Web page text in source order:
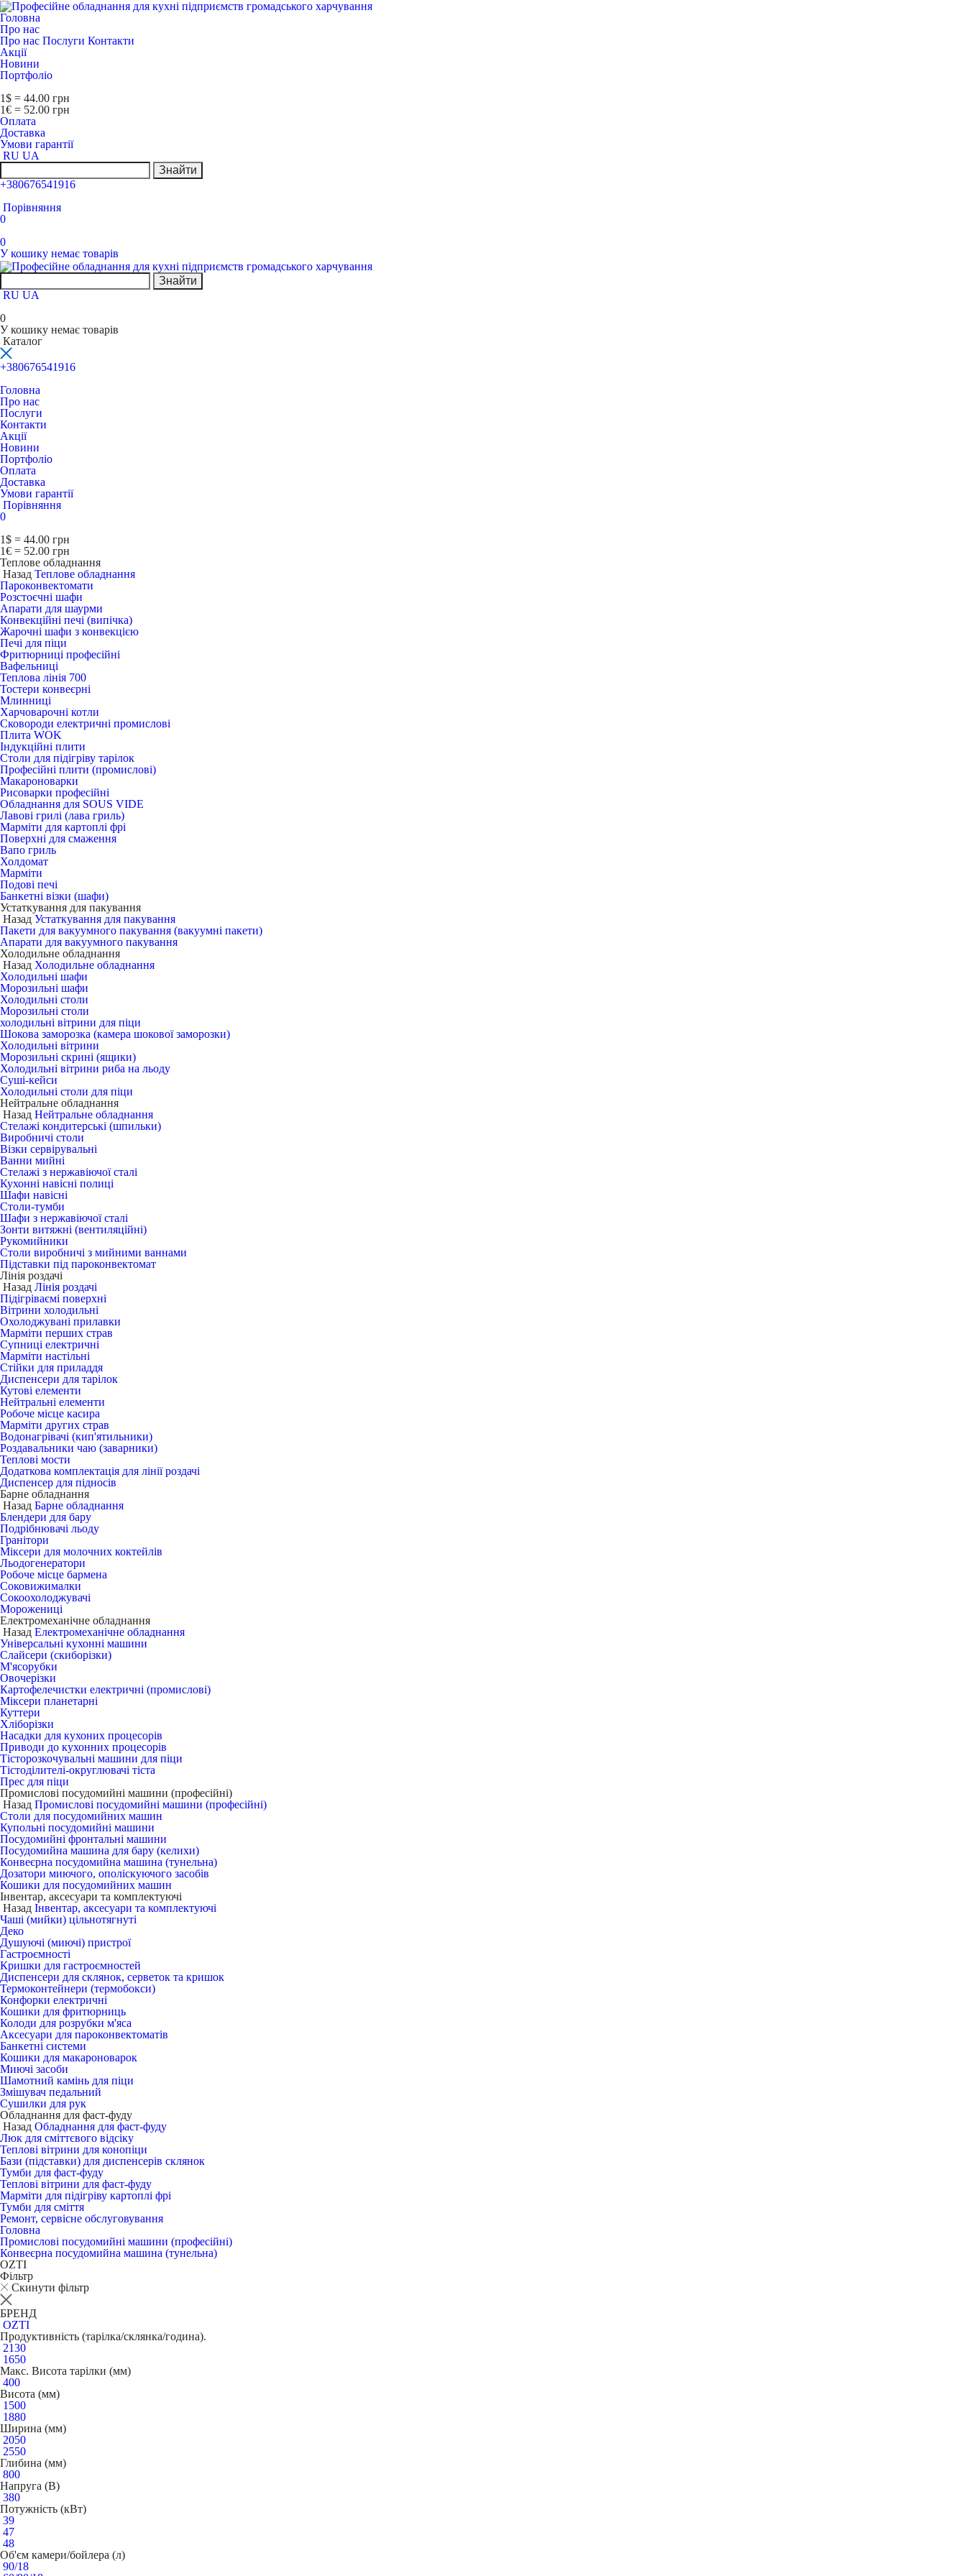
Головна
Про нас
Про нас Послуги Контакти
Акції
Новини
Портфоліо
1$ = 44.00 грн
1€ = 52.00 грн
Оплата
Доставка
Умови гарантії
RU UA
Знайти
+380676541916
Порівняння
0
0
У кошику немає товарів
Знайти
RU UA
0
У кошику немає товарів
Каталог
+380676541916
Головна
Про нас
Послуги
Контакти
Акції
Новини
Портфоліо
Оплата
Доставка
Умови гарантії
Порівняння
0
1$ = 44.00 грн
1€ = 52.00 грн
Теплове обладнання
Назад Теплове обладнання
Пароконвектомати
Розстоєчні шафи
Апарати для шаурми
Конвекційні печі (випічка)
Жарочні шафи з конвекцією
Печі для піци
Фритюрниці професійні
Вафельниці
Теплова лінія 700
Тостери конвеєрні
Млинниці
Харчоварочні котли
Сковороди електричні промислові
Плита WOK
Індукційні плити
Столи для підігріву тарілок
Професійні плити (промислові)
Макароноварки
Рисоварки професійні
Обладнання для SOUS VIDE
Лавові грилі (лава гриль)
Марміти для картоплі фрі
Поверхні для смаження
Вапо гриль
Холдомат
Марміти
Подові печі
Банкетні візки (шафи)
Устаткування для пакування
Назад Устаткування для пакування
Пакети для вакуумного пакування (вакуумні пакети)
Апарати для вакуумного пакування
Холодильне обладнання
Назад Холодильне обладнання
Холодильні шафи
Морозильні шафи
Холодильні столи
Морозильні столи
холодильні вітрини для піци
Шокова заморозка (камера шокової заморозки)
Холодильні вітрини
Морозильні скрині (ящики)
Холодильні вітрини риба на льоду
Суші-кейси
Холодильні столи для піци
Нейтральне обладнання
Назад Нейтральне обладнання
Стелажі кондитерські (шпильки)
Виробничі столи
Візки сервірувальні
Ванни мийні
Стелажі з нержавіючої сталі
Кухонні навісні полиці
Шафи навісні
Столи-тумби
Шафи з нержавіючої сталі
Зонти витяжні (вентиляційні)
Рукомийники
Столи виробничі з мийними ваннами
Підставки під пароконвектомат
Лінія роздачі
Назад Лінія роздачі
Підігріваємі поверхні
Вітрини холодильні
Охолоджувані прилавки
Марміти перших страв
Супниці електричні
Марміти настільні
Стійки для приладдя
Диспенсери для тарілок
Кутові елементи
Нейтральні елементи
Робоче місце касира
Марміти других страв
Водонагрівачі (кип'ятильники)
Роздавальники чаю (заварники)
Теплові мости
Додаткова комплектація для лінії роздачі
Диспенсер для підносів
Барне обладнання
Назад Барне обладнання
Блендери для бару
Подрібнювачі льоду
Гранітори
Міксери для молочних коктейлів
Льодогенератори
Робоче місце бармена
Соковижималки
Сокоохолоджувачі
Морожениці
Електромеханічне обладнання
Назад Електромеханічне обладнання
Універсальні кухонні машини
Слайсери (скиборізки)
М'ясорубки
Овочерізки
Картофелечистки електричні (промислові)
Міксери планетарні
Куттери
Хліборізки
Насадки для кухоних процесорів
Приводи до кухонних процесорів
Тісторозкочувальні машини для піци
Тістоділителі-округлювачі тіста
Прес для піци
Промислові посудомийні машини (професійні)
Назад Промислові посудомийні машини (професійні)
Столи для посудомийних машин
Купольні посудомийні машини
Посудомийні фронтальні машини
Посудомийна машина для бару (келихи)
Конвеєрна посудомийна машина (тунельна)
Дозатори миючого, ополіскуючого засобів
Кошики для посудомийних машин
Інвентар, аксесуари та комплектуючі
Назад Інвентар, аксесуари та комплектуючі
Чаші (мийки) цільнотягнуті
Деко
Душуючі (миючі) пристрої
Гастроємності
Кришки для гастроємностей
Диспенсери для склянок, серветок та кришок
Термоконтейнери (термобокси)
Конфорки електричні
Кошики для фритюрниць
Колоди для розрубки м'яса
Аксесуари для пароконвектоматів
Банкетні системи
Кошики для макароноварок
Миючі засоби
Шамотний камінь для піци
Змішувач педальний
Сушилки для рук
Обладнання для фаст-фуду
Назад Обладнання для фаст-фуду
Люк для сміттєвого відсіку
Теплові вітрини для конопіци
Бази (підставки) для диспенсерів склянок
Тумби для фаст-фуду
Теплові вітрини для фаст-фуду
Марміти для підігріву картоплі фрі
Тумби для сміття
Ремонт, сервісне обслуговування
Головна
Промислові посудомийні машини (професійні)
Конвеєрна посудомийна машина (тунельна)
OZTI
Фільтр
Скинути фільтр
БРЕНД
OZTI
Продуктивність (тарілка/склянка/година).
2130
1650
Макс. Висота тарілки (мм)
400
Висота (мм)
1500
1880
Ширина (мм)
2050
2550
Глибина (мм)
800
Напруга (В)
380
Потужність (кВт)
39
47
48
Об'єм камери/бойлера (л)
90/18